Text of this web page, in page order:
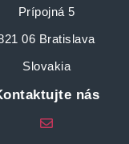
Prípojná 5
06 Bratislava
Slovakia
nás